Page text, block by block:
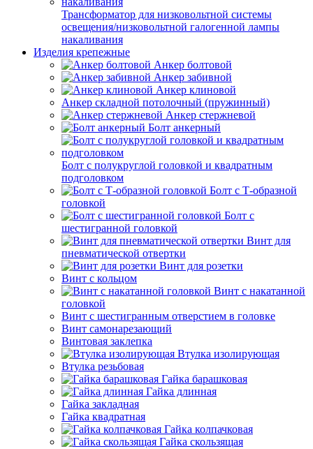
Трансформатор для низковольтной системы
освещения/низковольтной галогенной лампы
накаливания
Изделия крепежные
Анкер болтовой
Анкер забивной
Анкер клиновой
Анкер складной потолочный (пружинный)
Анкер стержневой
Болт анкерный
Болт с полукруглой головкой и квадратным
подголовком
Болт с Т-образной
головкой
Болт с
шестигранной головкой
Винт для
пневматической отвертки
Винт для розетки
Винт с кольцом
Винт с накатанной
головкой
Винт с шестигранным отверстием в головке
Винт самонарезающий
Винтовая заклепка
Втулка изолирующая
Втулка резьбовая
Гайка барашковая
Гайка длинная
Гайка закладная
Гайка квадратная
Гайка колпачковая
Гайка скользящая